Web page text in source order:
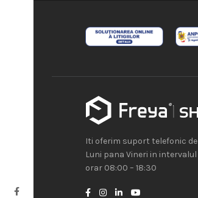
Iti oferim suport telefonic de
Luni pana Vineri in intervalul
orar 08:00 – 18:30